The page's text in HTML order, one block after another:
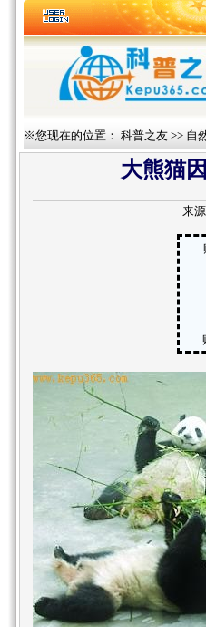
※您现在的位置： 科普之友 >> 自
大熊猫
来源